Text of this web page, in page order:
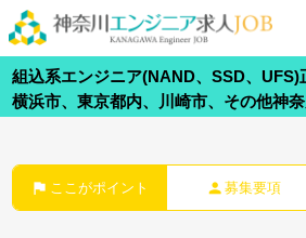
組込系エンジニア(NAND、SSD、UFS)
横浜市、東京都内、川崎市、その他神
flag ここがポイント person 募集要項